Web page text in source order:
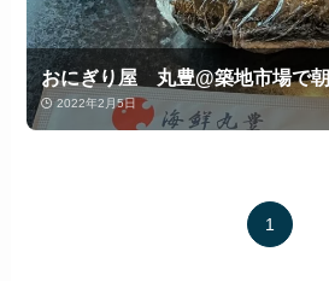
おにぎり屋 丸豊@築地市場で
2022年2月5日
1